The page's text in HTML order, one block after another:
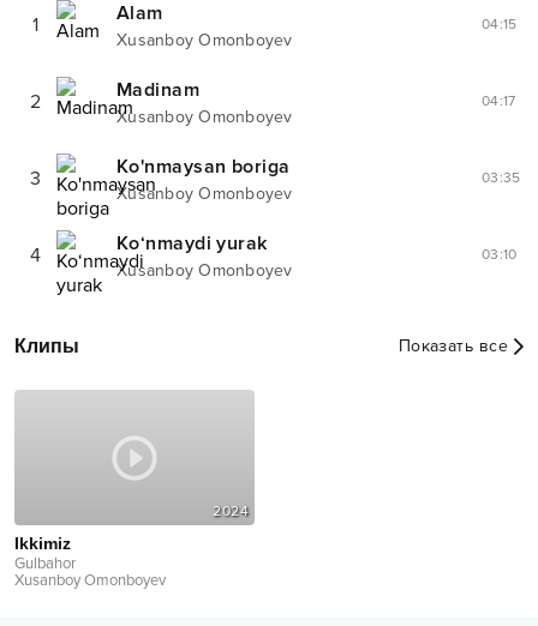
1 Alam
Xusanboy Omonboyev
04:15
2 Madinam
Xusanboy Omonboyev
04:17
3 Ko'nmaysan boriga
Xusanboy Omonboyev
03:35
4 Ko‘nmaydi yurak
Xusanboy Omonboyev
03:10
Клипы Показать все
2024
Ikkimiz
Gulbahor
Xusanboy Omonboyev